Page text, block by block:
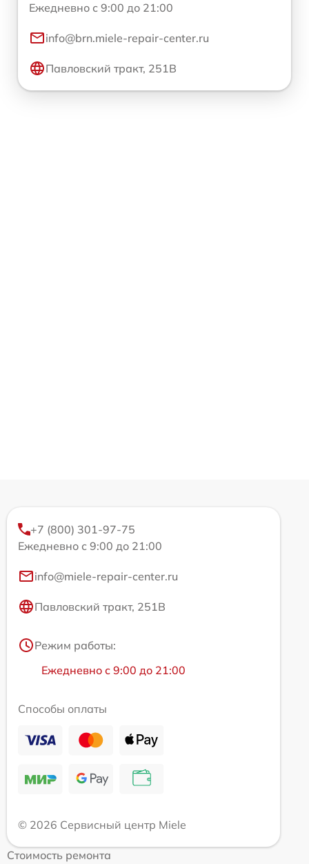
Ежедневно с 9:00 до 21:00
info@brn.miele-repair-center.ru
Павловский тракт, 251В
+7 (800) 301-97-75
Ежедневно с 9:00 до 21:00
info@miele-repair-center.ru
Павловский тракт, 251В
Режим работы:
Ежедневно с 9:00 до 21:00
Способы оплаты
© 2026 Сервисный центр Miele
Стоимость ремонта